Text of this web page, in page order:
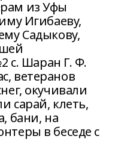
из Уфы
Игибаеву,
Садыкову,
с. Шаран Г. Ф.
ветеранов
окучивали
сарай, клеть,
бани, на
в беседе с